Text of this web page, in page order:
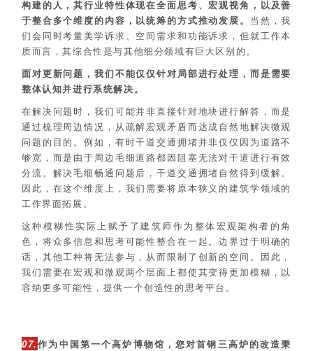
构建的人，其行业特性体现在全面思考、宏观视角，以及善
于整合多个维度的内容，以统筹的方式推动发展。 当然，我
们会同时考量美学诉求、空间需求和功能诉求，但就工作本
质而言，其综合性是与其他细分领域有巨大区别的。
面对更新问题，我们不能仅仅针对局部进行处理，而是需要
整体认知并进行系统解决。
在解决问题时，我们可能并非直接针对地块进行解答，而是
通过梳理周边情况，从疏解宏观矛盾而达成自然地解决微观
问题的目的。例如，有时干道交通拥堵并非仅仅因为道路不
够宽，而是由于周边毛细道路都因阻塞无法对干道进行有效
分流。解决毛细畅通问题后，干道交通拥堵自然得到缓解。
因此，在这个维度上，我们需要将原本狭义的建筑学领域的
工作界面拓展。
这种模糊性实际上赋予了建筑师作为整体宏观架构者的角
色，将众多信息和思考可能性整合在一起。边界过于明确的
话，其他工种将无法参与，从而限制了创新的空间。因此，
我们需要在宏观和微观两个层面上都使其变得更加模糊，以
容纳更多可能性，提供一个创造性的思考平台。
07.作为中国第一个高炉博物馆，您对首钢三高炉的改造秉